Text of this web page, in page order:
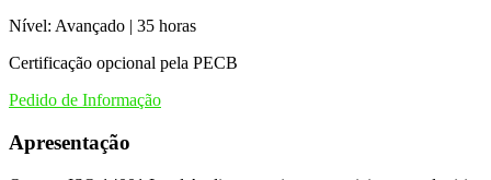
Management
-
Auditor
Nível: Avançado | 35 horas
Certificação opcional pela PECB
Pedido de Informação
Apresentação